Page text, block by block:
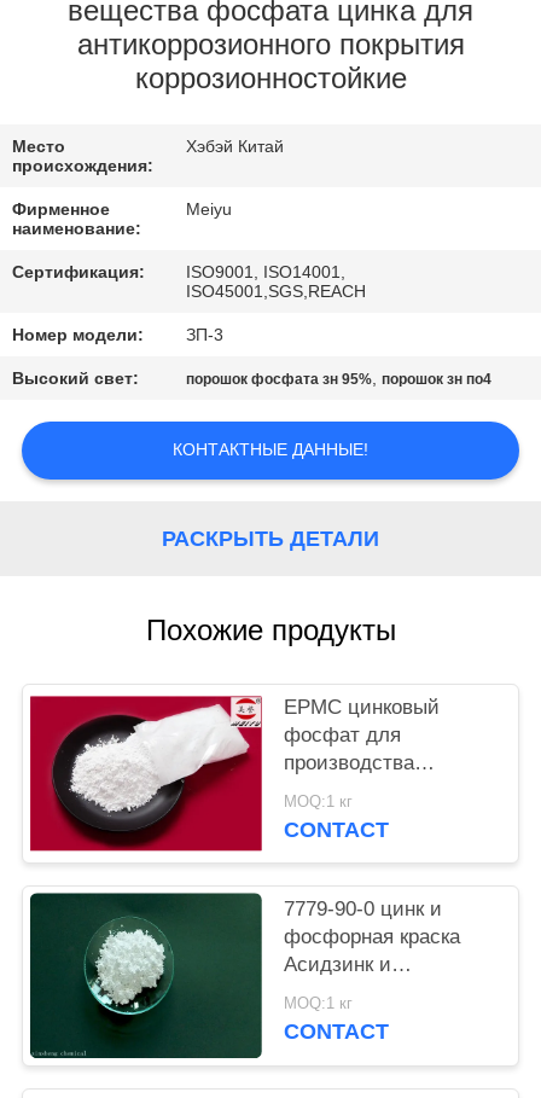
ЗАВОДУ
КОНТРОЛЬ
СВЯЖИТЕСЬ
С
НАМИ
ЗАПРОСИТЕ
ЦИТАТУ
КАРТА
вещества фосфата цинка для
антикоррозионного покрытия
коррозионностойкие
Место
происхождения:
Хэбэй Китай
Фирменное
наименование:
Meiyu
Сертификация:
ISO9001, ISO14001,
ISO45001,SGS,REACH
Номер модели: ЗП-3
Высокий свет: порошок фосфата зн 95%,порошок зн по4
КОНТАКТНЫЕ ДАННЫЕ!
РАСКРЫТЬ ДЕТАЛИ
Похожие продукты
EPMC цинковый
фосфат для
производства
водяной краски с
низким содержанием
краской
MOQ:1 кг
CONTACT
7779-90-0 цинк и
фосфорная краска
Асидзинк и
фосфорной кислоты
анти- въедливая для
MOQ:1 кг
CONTACT